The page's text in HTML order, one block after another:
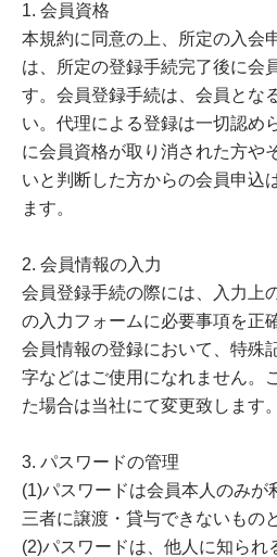
1. 会員資格
本規約に同意の上、所定の入会
は、所定の登録手続完了後に会
す。会員登録手続は、会員とな
い。代理による登録は一切認め
に会員資格が取り消された方や
いと判断した方からの会員申込
ます。
2. 会員情報の入力
会員登録手続の際には、入力上
の入力フォームに必要事項を正
会員情報の登録において、特殊
字などはご使用になれません。
た場合は当社にて変更致します。
3. パスワードの管理
(1)パスワードは会員本人のみが
三者に譲渡・貸与できないもの
(2)パスワードは、他人に知られ